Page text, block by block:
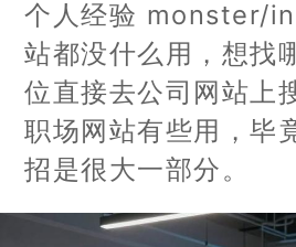
个人经验 monster/
站都没什么用，想找
位直接去公司网站上
职场网站有些用，毕
招是很大一部分。